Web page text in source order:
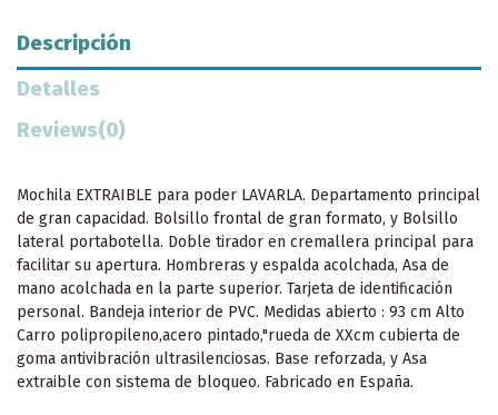
Descripción
Detalles
Reviews(0)
Mochila EXTRAIBLE para poder LAVARLA. Departamento principal
de gran capacidad. Bolsillo frontal de gran formato, y Bolsillo
lateral portabotella. Doble tirador en cremallera principal para
facilitar su apertura. Hombreras y espalda acolchada, Asa de
mano acolchada en la parte superior. Tarjeta de identificación
personal. Bandeja interior de PVC. Medidas abierto : 93 cm Alto
Carro polipropileno,acero pintado,"rueda de XXcm cubierta de
goma antivibración ultrasilenciosas. Base reforzada, y Asa
extraible con sistema de bloqueo. Fabricado en España.